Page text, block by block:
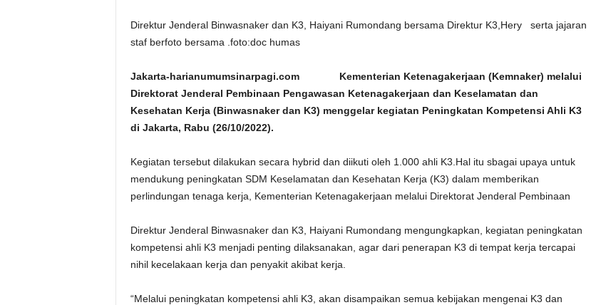
Direktur Jenderal Binwasnaker dan K3, Haiyani Rumondang bersama Direktur K3,Hery serta jajaran
staf berfoto bersama .foto:doc humas
Jakarta-harianumumsinarpagi.com Kementerian Ketenagakerjaan (Kemnaker) melalui
Direktorat Jenderal Pembinaan Pengawasan Ketenagakerjaan dan Keselamatan dan
Kesehatan Kerja (Binwasnaker dan K3) menggelar kegiatan Peningkatan Kompetensi Ahli K3
di Jakarta, Rabu (26/10/2022).
Kegiatan tersebut dilakukan secara hybrid dan diikuti oleh 1.000 ahli K3.Hal itu sbagai upaya untuk
mendukung peningkatan SDM Keselamatan dan Kesehatan Kerja (K3) dalam memberikan
perlindungan tenaga kerja, Kementerian Ketenagakerjaan melalui Direktorat Jenderal Pembinaan
Direktur Jenderal Binwasnaker dan K3, Haiyani Rumondang mengungkapkan, kegiatan peningkatan
kompetensi ahli K3 menjadi penting dilaksanakan, agar dari penerapan K3 di tempat kerja tercapai
nihil kecelakaan kerja dan penyakit akibat kerja.
“Melalui peningkatan kompetensi ahli K3, akan disampaikan semua kebijakan mengenai K3 dan